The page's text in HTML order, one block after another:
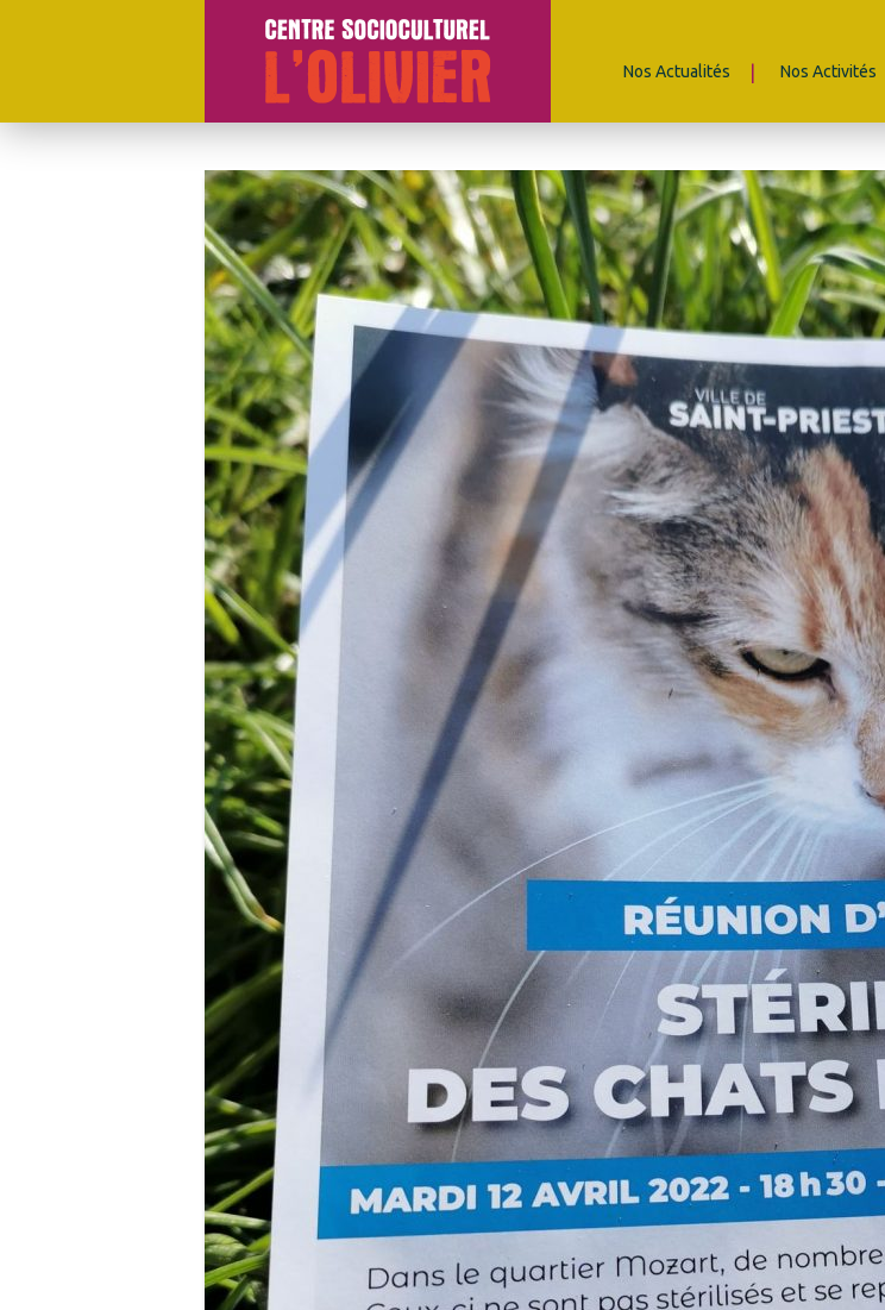
Nos Actualités Nos Activités